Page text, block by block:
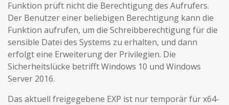
Funktion prüft nicht die Berechtigung des Aufrufers.
Der Benutzer einer beliebigen Berechtigung kann die
Funktion aufrufen, um die Schreibberechtigung für die
sensible Datei des Systems zu erhalten, und dann
erfolgt eine Erweiterung der Privilegien. Die
Sicherheitslücke betrifft Windows 10 und Windows
Server 2016.
Das aktuell freigegebene EXP ist nur temporär für x64-